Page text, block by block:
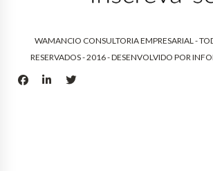
WAMANCIO CONSULTORIA EMPRESARIAL -
RESERVADOS - 2016 - DESENVOLVIDO POR